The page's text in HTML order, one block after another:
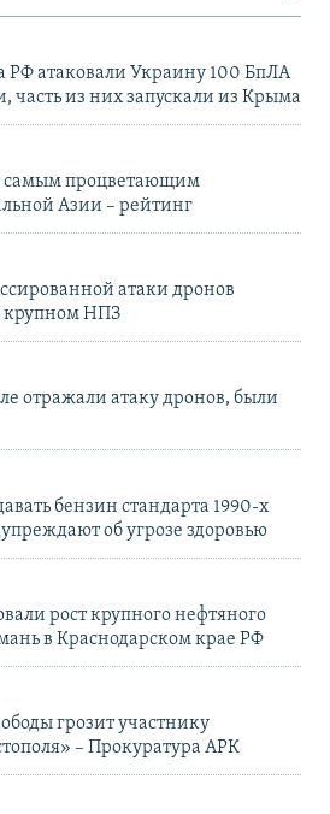
РФ атаковали Украину 100 БпЛА
часть из них запускали из Крыма
самым процветающим
Азии – рейтинг
атаки дронов
крупном НПЗ
отражали атаку дронов, были
бензин стандарта 1990-х
об угрозе здоровью
рост крупного нефтяного
в Краснодарском крае РФ
грозит участнику
– Прокуратура АРК